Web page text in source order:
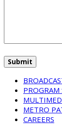
PROGRAM
METRO
CAREERS